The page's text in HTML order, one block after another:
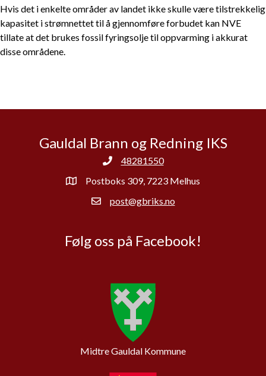
Hvis det i enkelte områder av landet ikke skulle være tilstrekkelig
kapasitet i strømnettet til å gjennomføre forbudet kan NVE
tillate at det brukes fossil fyringsolje til oppvarming i akkurat
disse områdene.
Gauldal Brann og Redning IKS
48281550
Postboks 309, 7223 Melhus
post@gbriks.no
Følg oss på Facebook!
Midtre Gauldal Kommune